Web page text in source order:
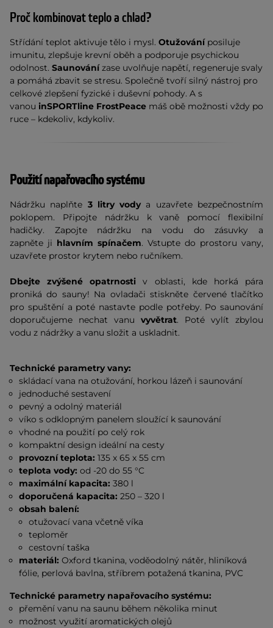
Proč kombinovat teplo a chlad?
Střídání teplot aktivuje tělo i mysl. Otužováníposiluje
imunitu, zlepšuje krevní oběh a podporuje psychickou
odolnost. Saunovánízase uvolňuje napětí, regeneruje svaly
a pomáhá zbavit se stresu. Společně tvoří silný nástroj pro
celkové zlepšení fyzické i duševní pohody. A s
vanou inSPORTline FrostPeace máš obě možnosti vždy po
ruce – kdekoliv, kdykoliv.
Použití napařovacího systému
Nádržku naplňte 3 litry vody a uzavřete bezpečnostním
poklopem. Připojte nádržku k vaně pomocí flexibilní
hadičky. Zapojte nádržku na vodu do zásuvky a
zapněte ji hlavním spínačem. Vstupte do prostoru vany,
uzavřete prostor krytem nebo ručníkem.
Dbejte zvýšené opatrnostiv oblasti, kde horká pára
proniká do sauny! Na ovladači stiskněte červené tlačítko
pro spuštění a poté nastavte podle potřeby. Po saunování
doporučujeme nechat vanu vyvětrat. Poté vylít zbylou
vodu z nádržky a vanu složit a uskladnit.
Technické parametry vany:
skládací vana na otužování, horkou lázeň i saunování
jednoduché sestavení
pevný a odolný materiál
víko s odklopným panelem sloužící k saunování
vhodné na použití po celý rok
kompaktní design ideální na cesty
provozní teplota:135 x 65 x 55 cm
teplota vody: od -20 do 55 °C
maximální kapacita:380 l
doporučená kapacita:250 – 320 l
obsah balení:
otužovací vana včetně víka
teploměr
cestovní taška
materiál: Oxford tkanina, voděodolný nátěr, hliníková
fólie, perlová bavlna, stříbrem potažená tkanina, PVC
Technické parametry napařovacího systému:
přemění vanu na saunu během několika minut
možnost využití aromatických olejů